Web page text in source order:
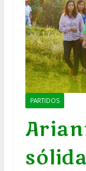
PARTIDOS